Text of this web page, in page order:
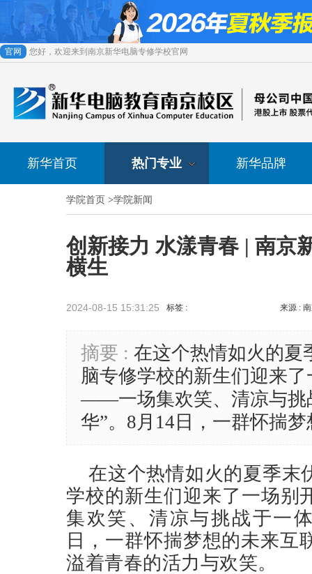
官网 您好，欢迎来到南京新华电脑专修学校官网
新华首页 热门专业 新华品牌
学院首页 >学院新闻
创新接力 水漾青春 | 南京
横生
2024-08-15 15:31:25 标签 : 来源 :
摘要 : 在这个热情如火的夏
脑专修学校的新生们迎来
——一场集欢笑、清凉与挑
华”。8月14日，一群怀揣
在这个热情如火的夏季末
学校的新生们迎来了一场
集欢笑、清凉与挑战于一
日，一群怀揣梦想的未来互
溢着青春的活力与欢笑。